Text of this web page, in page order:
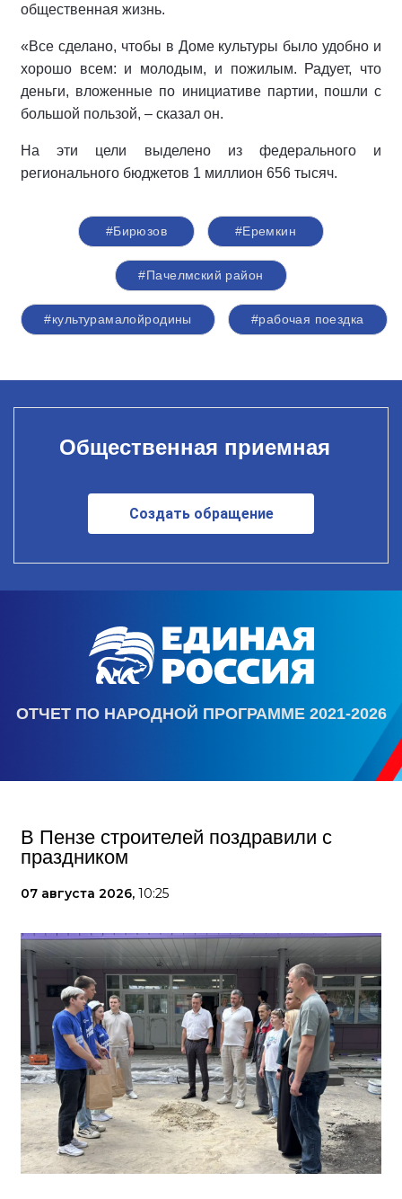
общественная жизнь.
«Все сделано, чтобы в Доме культуры было удобно и
хорошо всем: и молодым, и пожилым. Радует, что
деньги, вложенные по инициативе партии, пошли с
большой пользой, – сказал он.
На эти цели выделено из федерального и
регионального бюджетов 1 миллион 656 тысяч.
#Бирюзов #Еремкин
#Пачелмский район
#культурамалойродины #рабочая поездка
Общественная приемная
Создать обращение
ОТЧЕТ ПО НАРОДНОЙ ПРОГРАММЕ 2021-2026
В Пензе строителей поздравили с
праздником
07 августа 2026, 10:25